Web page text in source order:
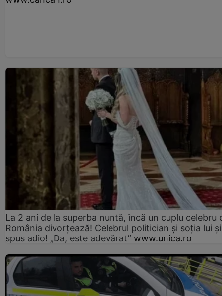
La 2 ani de la superba nuntă, încă un cuplu celebru
România divorțează! Celebrul politician și soția lui
spus adio! „Da, este adevărat” www.unica.ro